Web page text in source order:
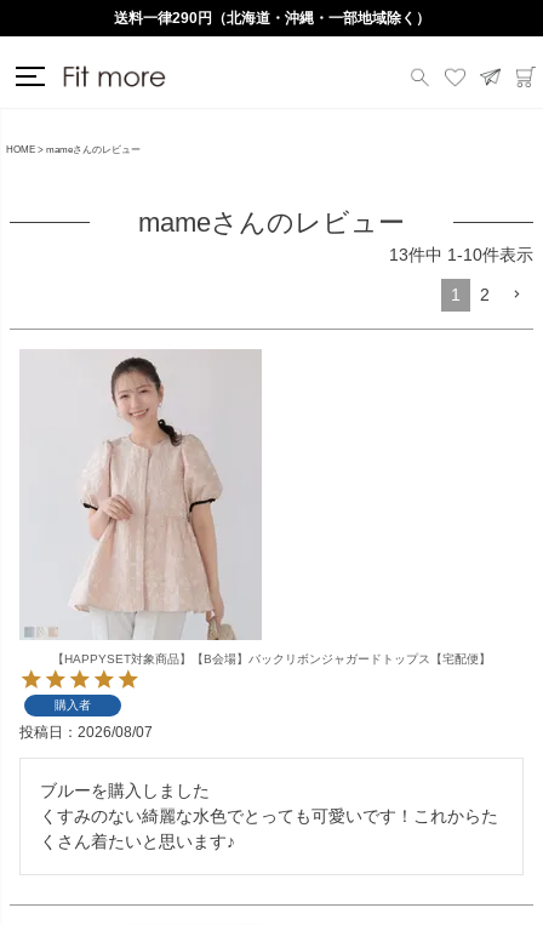
送料一律290円（北海道・沖縄・一部地域除く）
HOME mameさんのレビュー
mameさんのレビュー
13件中 1-10件表示
1 2
【HAPPYSET対象商品】【B会場】バックリボンジャガードトップス【宅配便】
購入者
投稿日 2026/08/07
ブルーを購入しました
くすみのない綺麗な水色でとっても可愛いです！これからた
くさん着たいと思います♪